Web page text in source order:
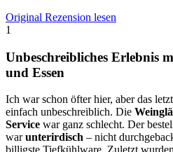
Original Rezension lesen
1
Unbeschreibliches Erlebnis
und Essen
Ich war schon öfter hier, aber das
einfach unbeschreiblich. Die
Service war ganz schlecht. Der
warunterirdisch – nicht